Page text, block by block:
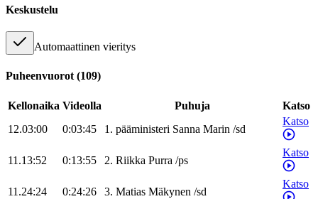
Keskustelu
Automaattinen vieritys
Puheenvuorot (109)
Kellonaika Videolla Puhuja
Katso
12.03:00
0:03:45 1. pääministeri Sanna Marin /sd
Katso
11.13:52 0:13:55 2. Riikka Purra /ps
Katso
11.24:24 0:24:26 3. Matias Mäkynen /sd
Katso